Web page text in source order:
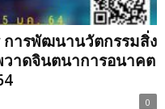
การพัฒนานวัตกรรมสิ่ง
าดจินตนาการอนาคต
0